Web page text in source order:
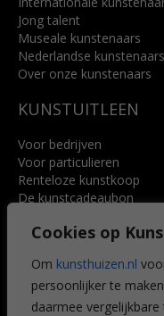
Cookies op
Om kunsthuizen.nl
persoonlijker te
daarmee vergelijkbare
Jong talent
Museale kunstenaars
Nederlandse kunstenaars
Over onze kunstenaars
KUNSTUITLEEN
Voor bedrijven
Voor particulieren
Renteloze kunstkoop
De kunstcadeaubon
Voordelen
Veelgestelde vragen
CONTACT